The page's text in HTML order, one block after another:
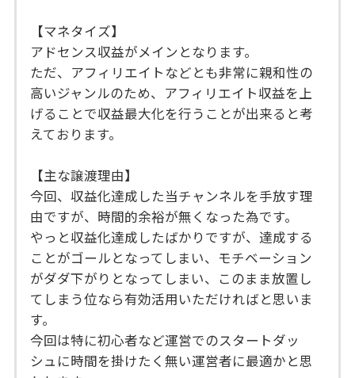
【マネタイズ】
アドセンス収益がメインとなります。
ただ、アフィリエイトなどとも非常に親和性の
高いジャンルのため、アフィリエイト収益を上
げることで収益最大化を行うことが出来ると考
えております。
【主な譲渡理由】
今回、収益化達成した当チャンネルを手放す理
由ですが、時間的余裕が無くなった為です。
やっと収益化達成したばかりですが、達成する
ことがゴールとなってしまい、モチベーション
がダダ下がりとなってしまい、このまま放置し
てしまう位なら有効活用いただければと思いま
す。
今回は特に初心者など運営でのスタートダッ
シュに時間を掛けたく無い運営者に最適かと思